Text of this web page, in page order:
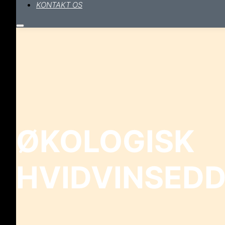
KONTAKT OS
Hovedmenu
ØKOLOGISK